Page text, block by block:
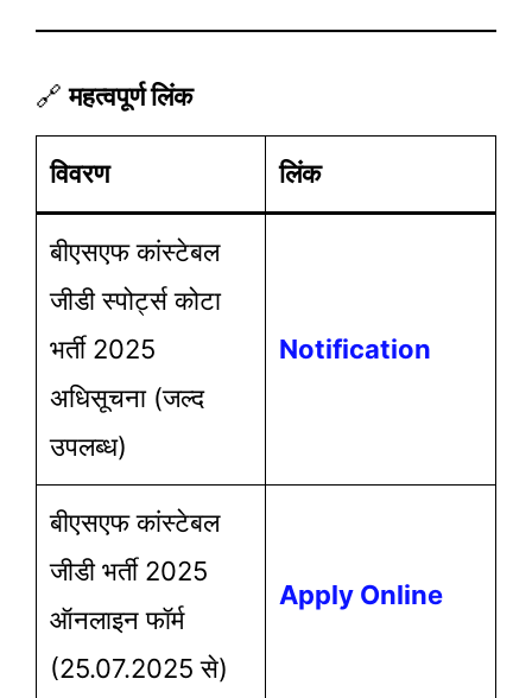
🔗महत्वपूर्ण लिंक
विवरण लिंक
बीएसएफ कांस्टेबल
जीडी स्पोर्ट्स कोटा
भर्ती 2025
अधिसूचना (जल्द
उपलब्ध)
Notification
बीएसएफ कांस्टेबल
जीडी भर्ती 2025
ऑनलाइन फॉर्म
(25.07.2025 से)
Apply Online